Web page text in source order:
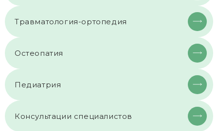
Травматология-ортопедия
Остеопатия
Педиатрия
Консультации специалистов